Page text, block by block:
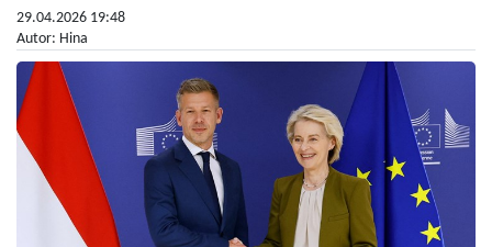
29.04.2026 19:48
Autor: Hina